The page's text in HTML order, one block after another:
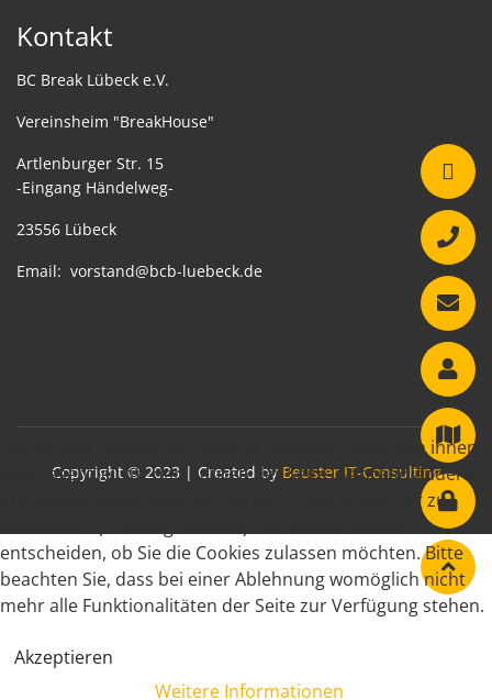
Kontakt
BC Break Lübeck e.V.
Vereinsheim "BreakHouse"
Artlenburger Str. 15
-Eingang Händelweg-
23556 Lübeck
Email: vorstand@bcb-luebeck.de
Copyright © 2023 | Created by Beuster IT-Consulting
Wir nutzen Cookies auf unserer Website. Einige von ihnen
sind essenziell für den Betrieb der Seite, während andere
uns helfen, diese Website und die Nutzererfahrung zu
entscheiden, ob Sie die Cookies zulassen möchten. Bitte
beachten Sie, dass bei einer Ablehnung womöglich nicht
mehr alle Funktionalitäten der Seite zur Verfügung stehen.
Akzeptieren
Weitere Informationen